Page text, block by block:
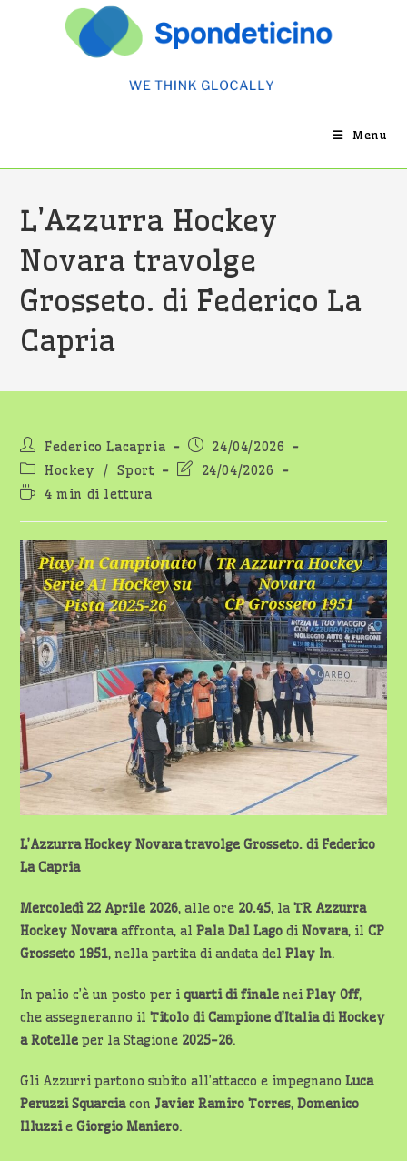
Menu
L’Azzurra Hockey
Novara travolge
Grosseto. di Federico La
Capria
Autore
dell'articolo:
Federico Lacapria
Articolo
pubblicato:
24/04/2026
Categoria
dell'articolo:
Hockey / Sport
Ultima24/04/2026
Tempo
lettura:
4 min di lettura
L’Azzurra Hockey Novara travolge Grosseto. di Federico
La Capria
Mercoledì 22 Aprile 2026, alle ore 20.45, laTR Azzurra
Hockey Novaraaffronta, alPala Dal LagodiNovara, ilCP
Grosseto 1951, nella partita di andata delPlay In.
In palio c’è un posto per iquarti di finale neiPlay Off,
che assegneranno ilTitolo di Campione d’Italia di Hockey
a Rotelleper la Stagione 2025-26.
Gli Azzurri partono subito all’attacco e impegnanoLuca
Peruzzi Squarciacon Javier Ramiro Torres,Domenico
IlluzzieGiorgio Maniero.